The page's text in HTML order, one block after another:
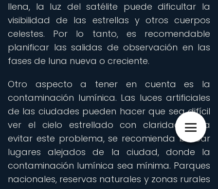
llena, la luz del satélite puede dificultar la
visibilidad de las estrellas y otros cuerpos
celestes. Por lo tanto, es recomendable
planificar las salidas de observación en las
fases de luna nueva o creciente.
Otro aspecto a tener en cuenta es la
contaminación lumínica. Las luces artificiales
de las ciudades pueden hacer que sea difícil
ver el cielo estrellado con claridad. Para
evitar este problema, se recomienda buscar
lugares alejados de la ciudad, donde la
contaminación lumínica sea mínima. Parques
nacionales, reservas naturales y zonas rurales